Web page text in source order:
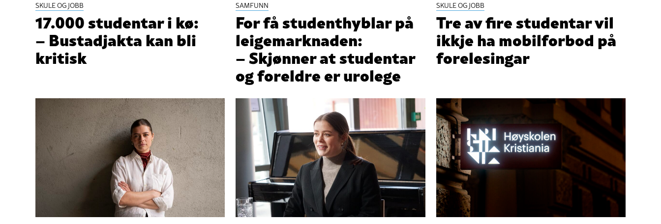
SKULE OG JOBB
17.000 studentar i kø:
– Bustadjakta kan bli
kritisk
SAMFUNN
For få studenthyblar på
leigemarknaden:
– Skjønner at studentar
og foreldre er urolege
SKULE OG JOBB
Tre av fire studentar vil
ikkje ha mobilforbod på
forelesingar